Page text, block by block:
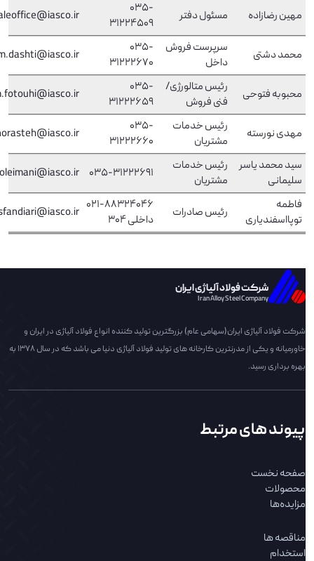
مهین رضازاده مسئول دفتر
035-
31224509
محمد دشتی
سرپرست فروش
داخل
035-
31222670
محبوبه فتوحی
رئیس متالورژی/
فنی فروش
035-
31222659
مهدی نورسته
رئیس خدمات
مشتریان
035-
31222660
سید محمد یاسر
سلیمانی
رئیس خدمات
مشتریان
035-31222691
فاطمه
توپااسفندیاری
رئیس صادرات
021-88324046
​​​​​​​داخلی 304
@iasco.ir
شرکت فولاد آلیاژی ایران
Iran Alloy Steel Company
شرکت فولاد آلیاژی ایران(سهامی عام) بزرگترین تولید کننده انواع فولاد آلیاژی در ایران و
خاورمیانه و یکی از مدرنترین کارخانه های تولید فولاد آلیاژی دنیا می باشد که در سال 1378 به
بهره برداری رسید.
پیوند های مرتبط
صفحه نخست
محصولات
مزایده‌ها
مناقصه ها
استخدام